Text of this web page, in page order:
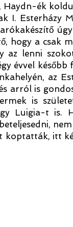
Haydn-ék
I. Esterházy
hogy a csak
az lenni
évvel
az
arról is
is
Luigia-t is.
koptatták, itt